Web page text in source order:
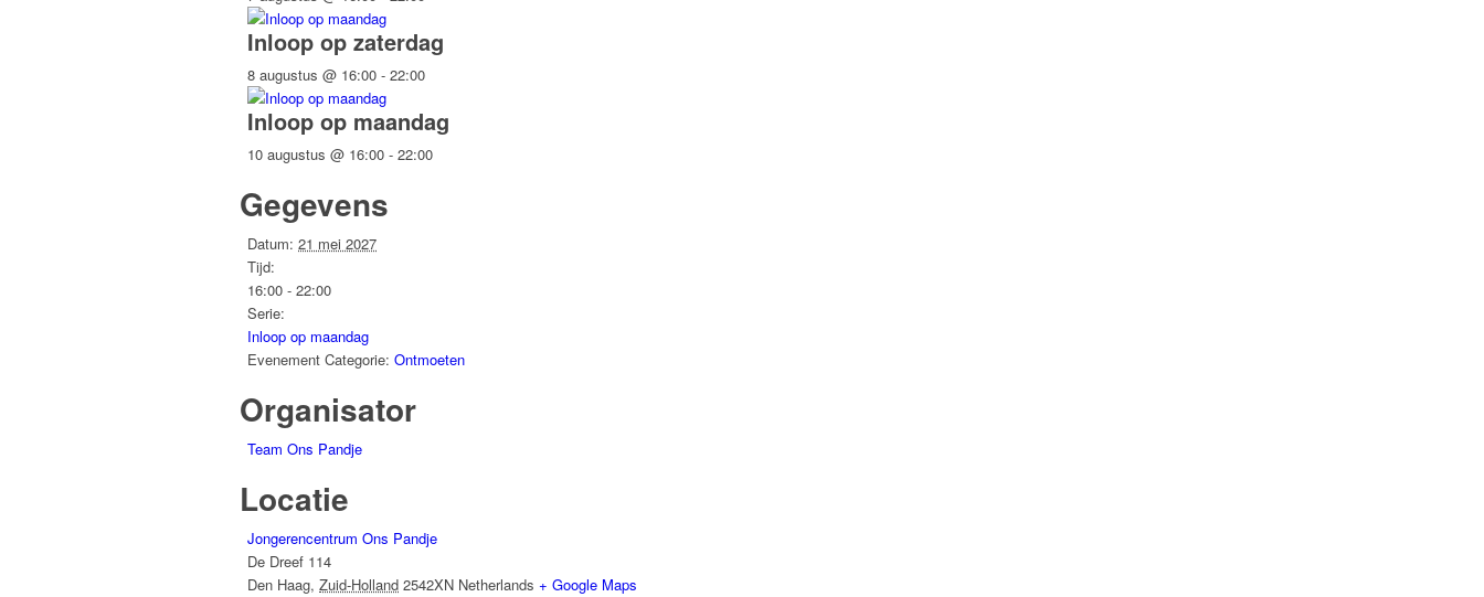
Inloop op zaterdag
8 augustus @ 16:00 - 22:00
Inloop op maandag
10 augustus @ 16:00 - 22:00
Gegevens
Datum: 21 mei 2027
Tijd:
16:00 - 22:00
Serie:
Inloop op maandag
Evenement Categorie: Ontmoeten
Organisator
Team Ons Pandje
Locatie
Jongerencentrum Ons Pandje
De Dreef 114
Den Haag, Zuid-Holland 2542XN Netherlands + Google Maps